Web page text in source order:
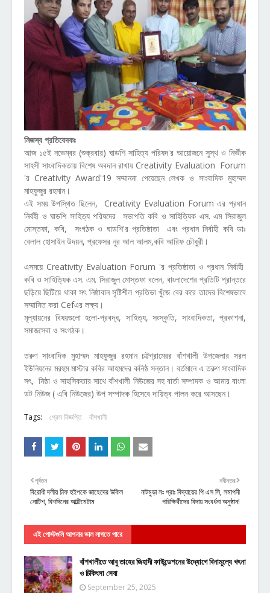
নিজস্ব প্রতিবেদকঃ
আজ ১৫ই নভেম্বর (শুক্রবার) ঘাডশি সাহিত্য পরিষদ'র আয়োজনে সুস্থ ও নির্ভীক
সাহসী সাংবাদিকতায় বিশেষ অবদান রাখায় Creativity Evaluation Forum
'র Creativity Award'19 সম্মাননা পেয়েছেন লেখক ও সাংবাদিক মুহাম্মদ
মাহফুজুর রহমান।
এই সময় উপস্থিত ছিলেন, Creativity Evaluation Forum এর প্রধান
নির্বহী ও ঘাডশি সাহিত্য পরিষদের সভাপতি কবি ও সাহিত্যিক এস. এম সিরাজুল
মোস্তফা, কবি, সংগঠক ও ঘাডশি'র প্রতিষ্ঠাতা এবং প্রধান নির্বাহী কবি ডাঃ
বেলাল হোসাইন উদয়ন, প্রফেসর নুর আল আলম,কবি আরিফ চৌধুরী।
এসময়ে Creativity Evaluation Forum 'র প্রতিষ্ঠাতা ও প্রধান নির্বাহী
কবি ও সাহিত্যিক এস. এম. সিরাজুল মোস্তফা বলেন, বাংলাদেশের প্রতিটি প্রান্তরে
ছড়িয়ে ছিটিয়ে থাকা সৎ নিষ্ঠাবান সৃষ্টিশীল প্রতিভা খুঁজে বের করে তাদের বিশেষভাবে
সম্মানিত করা Cefএর লক্ষ্য।
মূল্যায়নের বিষয়গুলো হলো-প্রবদ্ধ, সাহিত্য, সংস্কৃতি, সাংবাদিকতা, প্রকাশনা,
সমাজসেবা ও সংগঠক।
তরুণ সাংবাদিক মুহাম্মদ মাহফুজুর রহমান চট্টগ্রামেরর বাঁশখালী উপজেলার সরল
ইউনিয়নের মরহুম মাস্টার কবির আহমদের কনিষ্ঠ সন্তান। বর্তমানে এ তরুণ সাংবাদিক
সৎ, নিষ্ঠা ও সাহসিকতার সাথে বাঁশখালী নিউজের সহ বার্তা সম্পাদক ও আমার বাংলা
ডট নিউজ ( এবি নিউজের) উপ সম্পাদক হিসেবে দায়িত্ব পালন করে আসছেন।
Tags: প্রেস বিজ্ঞপ্তি বাঁশখালী
নবীনতর
নাটমুড়া সঃ প্রাঃ বিদ্যায়ের পি এস সি, সমাপনী
পরিক্ষির্থীদের বিদায় সংবর্ধনা অনুষ্ঠান!
পূর্বতন
বিরোধী দলীয় চীফ হুইপকে জাহেদের উকিল
নোটিশ, বিশদিনের আল্টিমেটাম
এই পোস্টগুলি আপনার ভাল লাগতে পারে
বাঁশখালীতে আবু তাহের জিহাদী ফাউন্ডেশনের উদ্যোগে বিনামূল্যে খৎনা
ও চিকিৎসা সেবা
September 25, 2025